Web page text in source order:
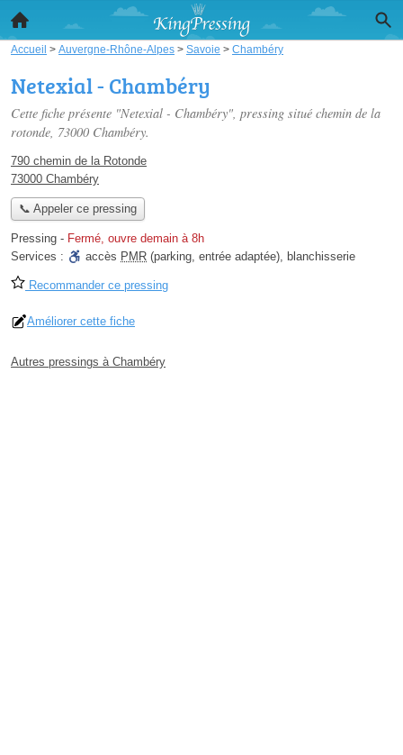
Accueil > Auvergne-Rhône-Alpes > Savoie > Chambéry
Netexial - Chambéry
Cette fiche présente "Netexial - Chambéry", pressing situé chemin de la
rotonde, 73000 Chambéry.
790 chemin de la Rotonde
73000 Chambéry
📞 Appeler ce pressing
Pressing - Fermé, ouvre demain à 8h
Services :
accès PMR (parking, entrée adaptée), blanchisserie
Recommander ce pressing
Améliorer cette fiche
Autres pressings à Chambéry